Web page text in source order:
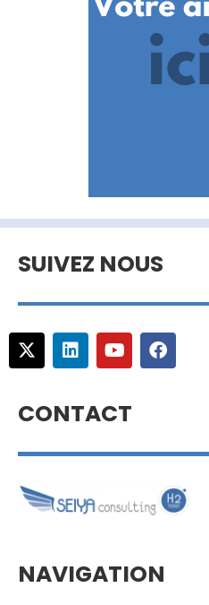
SUIVEZ NOUS
CONTACT
NAVIGATION